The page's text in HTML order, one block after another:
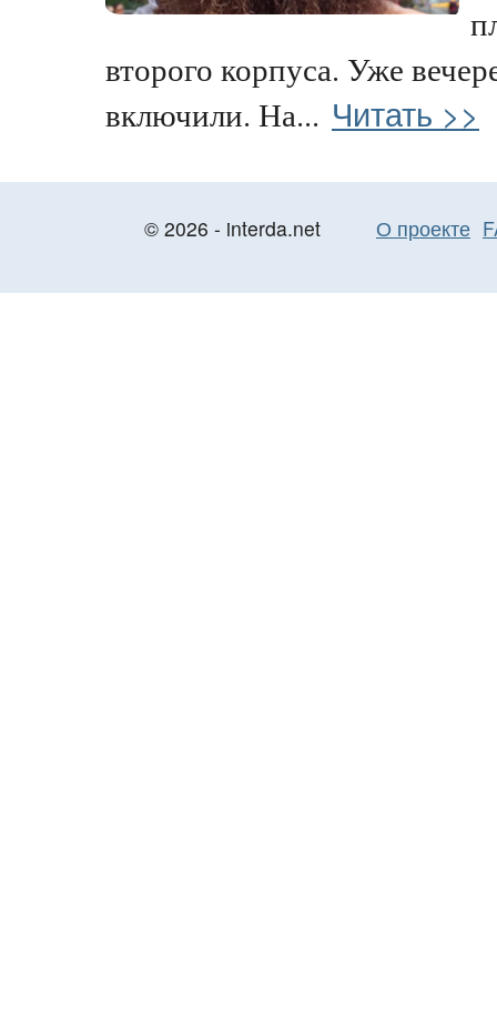
второго корпуса. Уже
включили. На... Читать >>
© 2026 - interda.net О проекте